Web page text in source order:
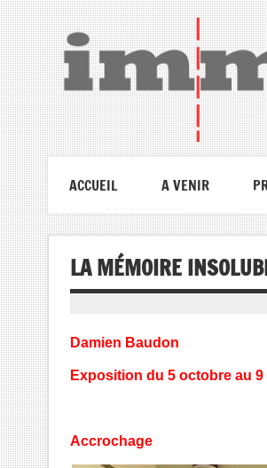
ACCUEIL A VENIR
LA MÉMOIRE
Damien Baudon
Exposition du 5 octobre au 9
Accrochage